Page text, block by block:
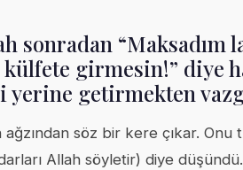
sonradan
girmesin!” diye
yerine getirmekten
ağzından söz bir kere çıkar.
Allah söyletir) diye düşündü.